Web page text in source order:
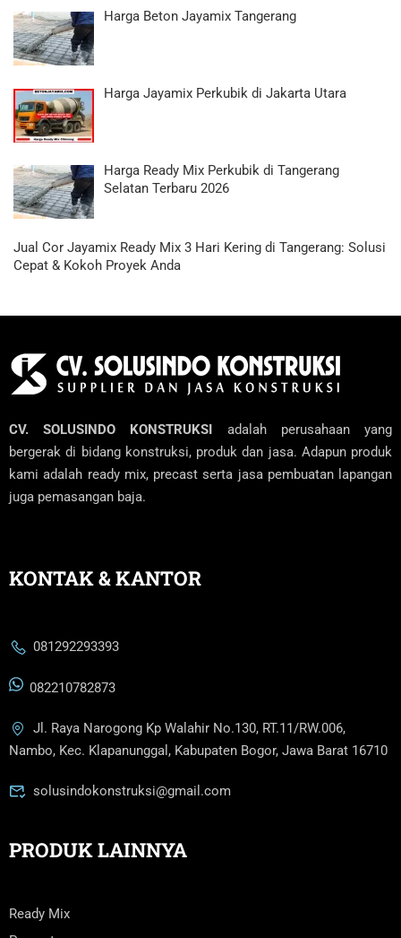
Harga Beton Jayamix Tangerang
Harga Jayamix Perkubik di Jakarta Utara
Harga Ready Mix Perkubik di Tangerang
Selatan Terbaru 2026
Jual Cor Jayamix Ready Mix 3 Hari Kering di Tangerang: Solusi
Cepat & Kokoh Proyek Anda
CV. SOLUSINDO KONSTRUKSI adalah perusahaan yang
bergerak di bidang konstruksi, produk dan jasa. Adapun produk
kami adalah ready mix, precast serta jasa pembuatan lapangan
juga pemasangan baja.
KONTAK & KANTOR
081292293393
082210782873
Jl. Raya Narogong Kp Walahir No.130, RT.11/RW.006,
Nambo, Kec. Klapanunggal, Kabupaten Bogor, Jawa Barat 16710
solusindokonstruksi@gmail.com
PRODUK LAINNYA
Ready Mix